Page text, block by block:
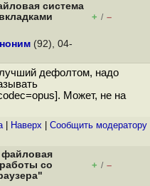
система
+ / –
(92), 04-
дефолтом, надо
Может, не на
| Наверх Cообщить модератору
файловая
со
+ / –